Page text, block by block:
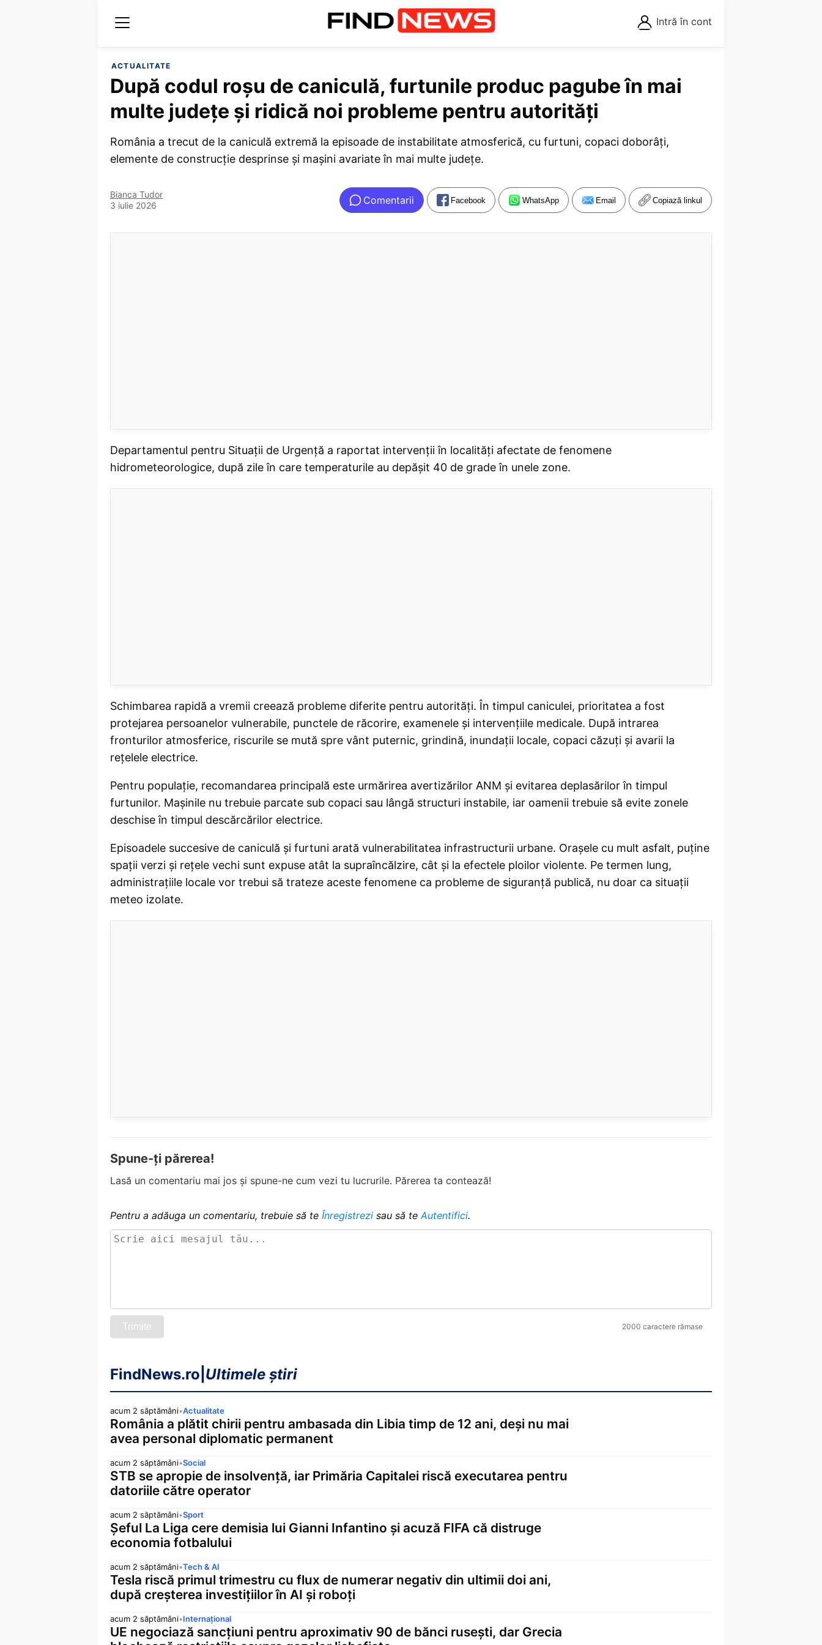
Intră în cont
ACTUALITATE
După codul roșu de caniculă, furtunile produc pagube în mai
multe județe și ridică noi probleme pentru autorități
România a trecut de la caniculă extremă la episoade de instabilitate atmosferică, cu furtuni, copaci doborâți,
elemente de construcție desprinse și mașini avariate în mai multe județe.
Bianca Tudor
3 iulie 2026
Comentarii Facebook WhatsApp Email Copiază linkul
Departamentul pentru Situații de Urgență a raportat intervenții în localități afectate de fenomene
hidrometeorologice, după zile în care temperaturile au depășit 40 de grade în unele zone.
Schimbarea rapidă a vremii creează probleme diferite pentru autorități. În timpul caniculei, prioritatea a fost
protejarea persoanelor vulnerabile, punctele de răcorire, examenele și intervențiile medicale. După intrarea
fronturilor atmosferice, riscurile se mută spre vânt puternic, grindină, inundații locale, copaci căzuți și avarii la
rețelele electrice.
Pentru populație, recomandarea principală este urmărirea avertizărilor ANM și evitarea deplasărilor în timpul
furtunilor. Mașinile nu trebuie parcate sub copaci sau lângă structuri instabile, iar oamenii trebuie să evite zonele
deschise în timpul descărcărilor electrice.
Episoadele succesive de caniculă și furtuni arată vulnerabilitatea infrastructurii urbane. Orașele cu mult asfalt, puține
spații verzi și rețele vechi sunt expuse atât la supraîncălzire, cât și la efectele ploilor violente. Pe termen lung,
administrațiile locale vor trebui să trateze aceste fenomene ca probleme de siguranță publică, nu doar ca situații
meteo izolate.
Spune-ți părerea!
Lasă un comentariu mai jos și spune-ne cum vezi tu lucrurile. Părerea ta contează!
Pentru a adăuga un comentariu, trebuie să te Înregistrezi sau să teAutentifici.
2000 caractere rămase
Trimite
FindNews.ro Ultimele știri
acum 2 săptămâni•Actualitate
România a plătit chirii pentru ambasada din Libia timp de 12 ani, deși nu mai
avea personal diplomatic permanent
acum 2 săptămâni•Social
STB se apropie de insolvență, iar Primăria Capitalei riscă executarea pentru
datoriile către operator
acum 2 săptămâni•Sport
Șeful La Liga cere demisia lui Gianni Infantino și acuză FIFA că distruge
economia fotbalului
acum 2 săptămâni•Tech & AI
Tesla riscă primul trimestru cu flux de numerar negativ din ultimii doi ani,
după creșterea investițiilor în AI și roboți
acum 2 săptămâni•Internațional
UE negociază sancțiuni pentru aproximativ 90 de bănci rusești, dar Grecia